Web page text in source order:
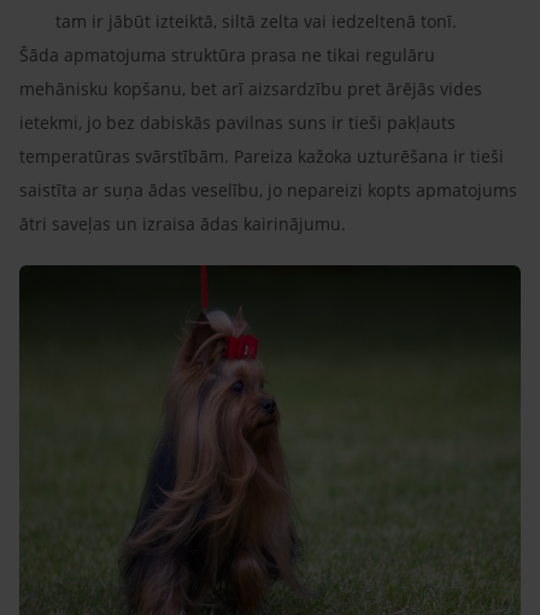
tam ir jābūt izteiktā, siltā zelta vai iedzeltenā tonī.
Šāda apmatojuma struktūra prasa ne tikai regulāru
mehānisku kopšanu, bet arī aizsardzību pret ārējās vides
ietekmi, jo bez dabiskās pavilnas suns ir tieši pakļauts
temperatūras svārstībām. Pareiza kažoka uzturēšana ir tieši
saistīta ar suņa ādas veselību, jo nepareizi kopts apmatojums
ātri saveļas un izraisa ādas kairinājumu.